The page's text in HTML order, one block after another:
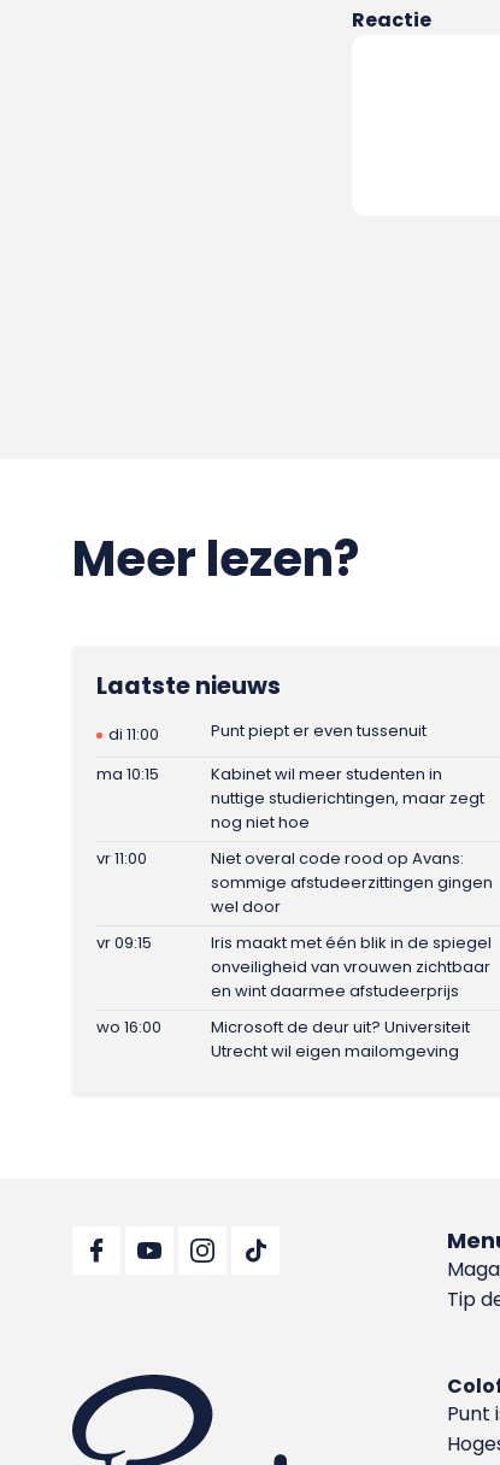
Reactie
Meer lezen?
Laatste nieuws
di 11:00
Punt piept er even tussenuit
ma 10:15
Kabinet wil meer studenten in
nuttige studierichtingen, maar zegt
nog niet hoe
vr 11:00
Niet overal code rood op Avans:
sommige afstudeerzittingen gingen
wel door
vr 09:15
Iris maakt met één blik in de spiegel
onveiligheid van vrouwen zichtbaar
en wint daarmee afstudeerprijs
wo 16:00
Microsoft de deur uit? Universiteit
Utrecht wil eigen mailomgeving
Tip
Punt